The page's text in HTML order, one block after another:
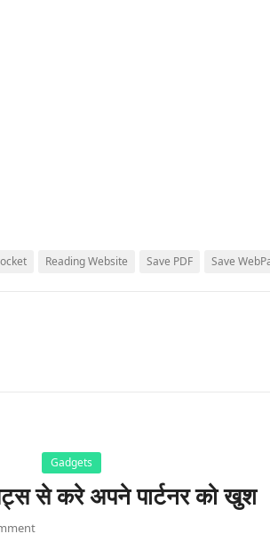
Reading Website Save PDF Save
Gadgets
से करे अपने पार्टनर को खुश